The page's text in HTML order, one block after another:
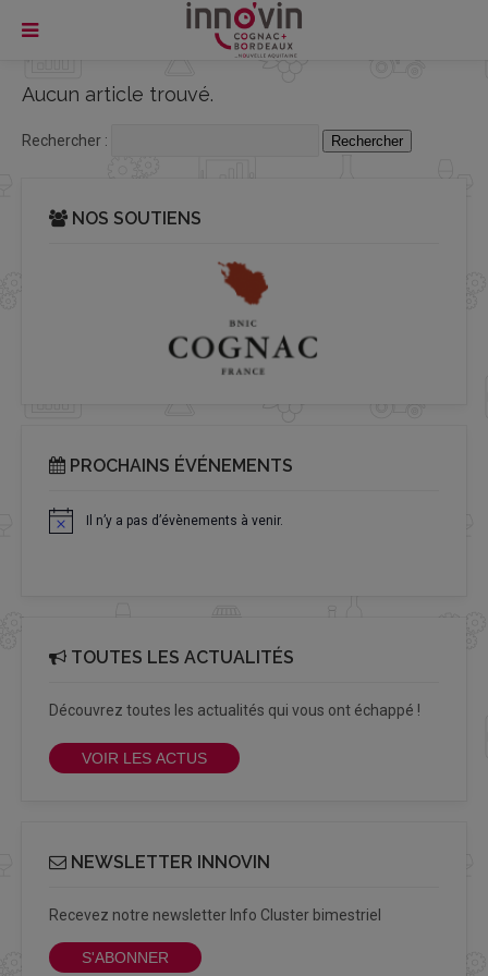
Aucun article trouvé.
Rechercher :
NOS SOUTIENS
PROCHAINS ÉVÉNEMENTS
Notice Il n’y a pas d’évènements à venir.
TOUTES LES ACTUALITÉS
Découvrez toutes les actualités qui vous ont échappé !
VOIR LES ACTUS
NEWSLETTER INNOVIN
Recevez notre newsletter Info Cluster bimestriel
S'ABONNER